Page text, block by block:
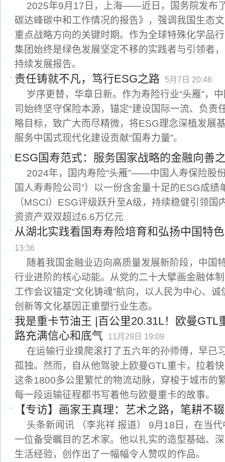
2025年9月17日，上海——近日，国务院发布
碳达峰碳中和工作情况的报告》，强调我国生态
重点战略方向的关键时期。作为全球特殊化学品
集团始终是绿色发展坚定不移的实践者与引领者
持续发展报告。
责任铸就不凡，笃行ESG之路 5月7日 20:46
岁序更替，华章日新。作为寿险行业“头雁”，
司始终坚守保险本源，锚定“建设国际一流、负责
略目标，致广大而尽精微，将ESG理念深植发展
服务中国式现代化建设贡献“国寿力量”。
ESG国寿范式：服务国家战略的金融向善
2024年，国内寿险“头雁”——中国人寿保险股
国人寿寿险公司”）以一份含金量十足的ESG成绩
（MSCI）ESG评级跃升至A级，持续稳健引领国
资资产双双超过6.6万亿元
从湖北实践看国寿寿险培育和弘扬中国特
13:36
随着我国金融业迈向高质量发展新阶段，中国
行业进阶的核心动能。从党的二十大擘画金融体
工作会议锚定“文化铸魂”航向，以人民为中心、
创新等文化基因正重塑行业生态。
我是重卡节油王 |百公里20.31L！欧曼GTL
路充满信心和底气
11月29日 19:09
在运输行业摸爬滚打了五六年的孙师傅，早已
孤独。然而，自从他驾驶上欧曼GTL重卡，拉着
这条1800多公里繁忙的物流动脉，穿梭于城市的
每一段运输征程都书写着他与欧曼重卡的故事。
【专访】画家王真理：艺术之路，笔耕不辍
头条新闻讯 （李兆祥 报道） 9月18日，在当
一位备受瞩目的艺术家。他以扎实的造型基础、
生活经验，创作出了一幅幅令人赞叹的作品。